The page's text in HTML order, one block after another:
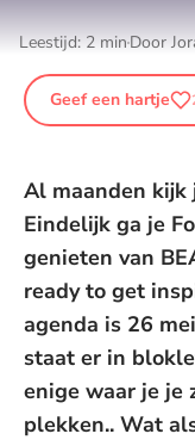
Leestijd:2minDoor
Geef een hartje
Al maanden kijk
Eindelijk ga je
genieten van
ready to get
agenda is 26
staat er in
enige waar je je
plekken.. Wat